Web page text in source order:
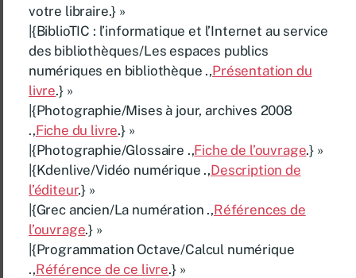
votre libraire.} »
|{BiblioTIC : l’informatique et l’Internet au service
des bibliothèques/Les espaces publics
numériques en bibliothèque .,Présentation du
livre.} »
|{Photographie/Mises à jour, archives 2008
.,Fiche du livre.} »
|{Photographie/Glossaire .,Fiche de l’ouvrage.} »
|{Kdenlive/Vidéo numérique .,Description de
l’éditeur.} »
|{Grec ancien/La numération .,Références de
l’ouvrage.} »
|{Programmation Octave/Calcul numérique
.,Référence de ce livre.} »